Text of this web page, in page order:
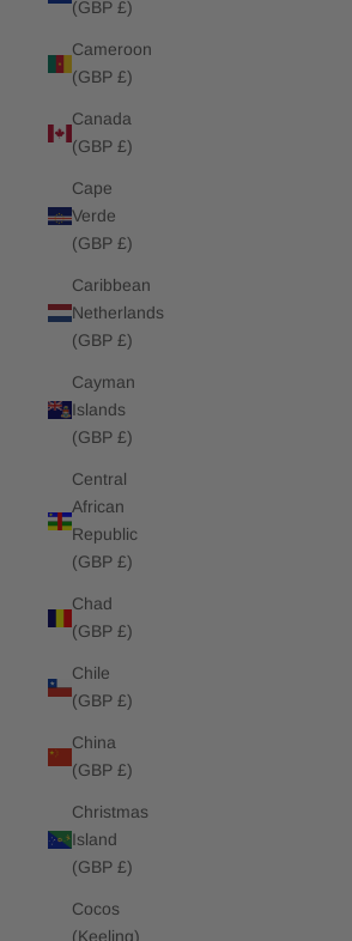
(GBP £)
Cameroon
(GBP £)
Canada
(GBP £)
Cape
Verde
(GBP £)
Caribbean
Netherlands
(GBP £)
Cayman
Islands
(GBP £)
Central
African
Republic
(GBP £)
Chad
(GBP £)
Chile
(GBP £)
China
(GBP £)
Christmas
Island
(GBP £)
Cocos
(Keeling)